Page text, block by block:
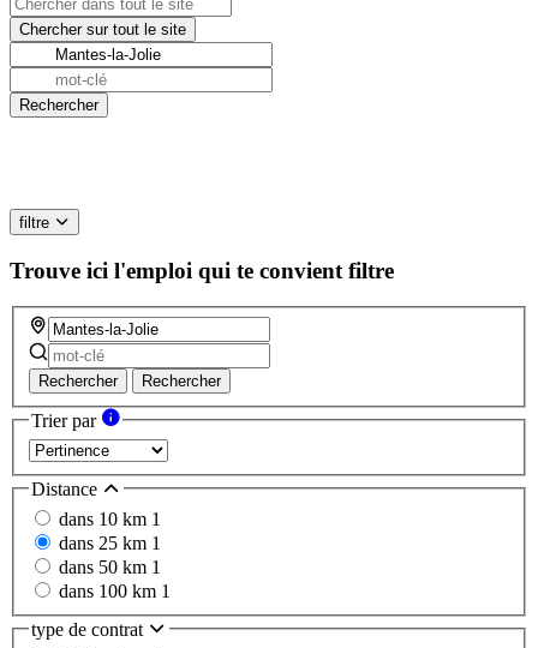
filtre
Trouve ici l'emploi qui te convient filtre
Rechercher Rechercher
Trier par
Distance
dans 10 km 1
dans 25 km 1
dans 50 km 1
dans 100 km 1
type de contrat